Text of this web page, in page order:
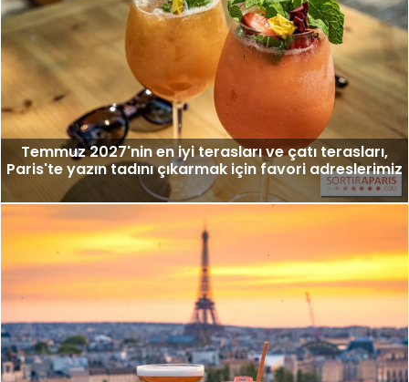
Temmuz 2027'nin en iyi terasları ve çatı terasları,
Paris'te yazın tadını çıkarmak için favori adreslerimiz